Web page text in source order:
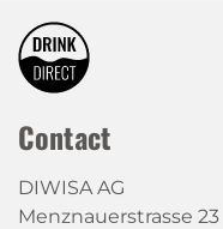
Contact
DIWISA AG
Menznauerstrasse 23